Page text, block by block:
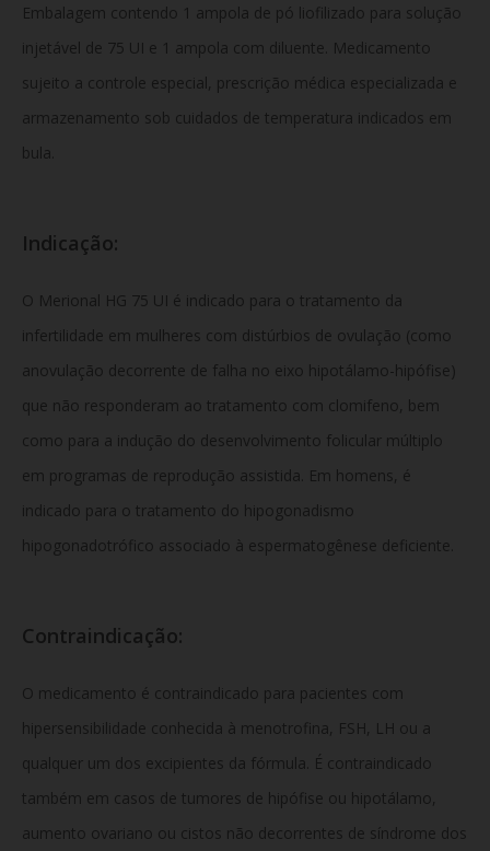
Embalagem contendo 1 ampola de pó liofilizado para solução
injetável de 75 UI e 1 ampola com diluente. Medicamento
sujeito a controle especial, prescrição médica especializada e
armazenamento sob cuidados de temperatura indicados em
bula.
Indicação:
O Merional HG 75 UI é indicado para o tratamento da
infertilidade em mulheres com distúrbios de ovulação (como
anovulação decorrente de falha no eixo hipotálamo-hipófise)
que não responderam ao tratamento com clomifeno, bem
como para a indução do desenvolvimento folicular múltiplo
em programas de reprodução assistida. Em homens, é
indicado para o tratamento do hipogonadismo
hipogonadotrófico associado à espermatogênese deficiente.
Contraindicação:
O medicamento é contraindicado para pacientes com
hipersensibilidade conhecida à menotrofina, FSH, LH ou a
qualquer um dos excipientes da fórmula. É contraindicado
também em casos de tumores de hipófise ou hipotálamo,
aumento ovariano ou cistos não decorrentes de síndrome dos